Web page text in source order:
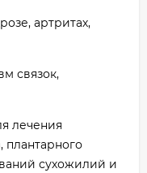
артритах,
связок,
лечения
плантарного
сухожилий и